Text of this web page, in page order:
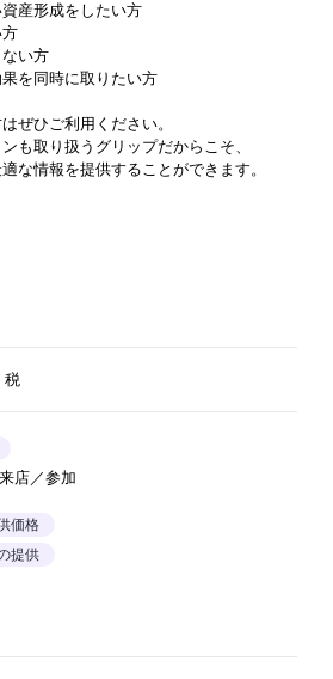
産形成をしたい方
方
ない方
を同時に取りたい方
ぜひご利用ください。
も取り扱うグリップだからこそ、
な情報を提供することができます。
税
／参加
価格
提供